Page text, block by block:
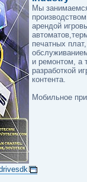
Мы
арендой
печатных
и ремонтом, а
разработкой
контента.
Мобильное